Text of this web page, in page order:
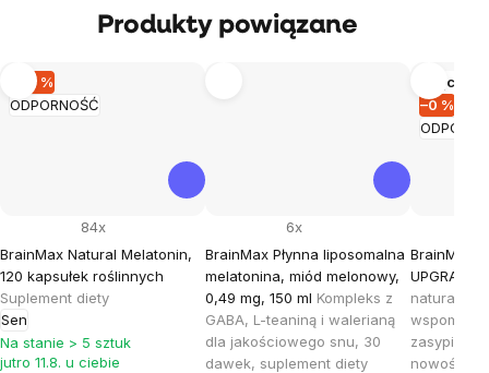
Produkty powiązane
ODPORNOŚĆ
–40 %
BrainMax Natural Melatonin,
120 kapsułek roślinnych
Suplement diety
Sen
84x
Na stanie > 5 sztuk
jutro 11.8. u ciebie
BrainMax Płynna liposomalna
melatonina, miód melonowy,
0,49 mg, 150 ml Kompleks z
GABA, L-teaniną i walerianą
dla jakościowego snu, 30
dawek, suplement diety
6x
–0 %
Więcej
BrainMax
zasypianie
nowość o